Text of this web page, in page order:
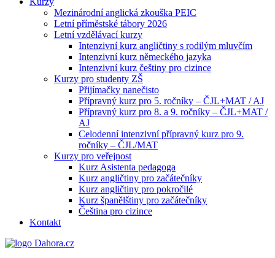
Mezinárodní anglická zkouška PEIC
Letní příměstské tábory 2026
Letní vzdělávací kurzy
Intenzivní kurz angličtiny s rodilým mluvčím
Intenzivní kurz německého jazyka
Intenzivní kurz češtiny pro cizince
Kurzy pro studenty ZŠ
Přijímačky nanečisto
Přípravný kurz pro 5. ročníky – ČJL+MAT / AJ
Přípravný kurz pro 8. a 9. ročníky – ČJL+MAT /
AJ
Celodenní intenzivní přípravný kurz pro 9.
ročníky – ČJL/MAT
Kurzy pro veřejnost
Kurz Asistenta pedagoga
Kurz angličtiny pro začátečníky
Kurz angličtiny pro pokročilé
Kurz španělštiny pro začátečníky
Čeština pro cizince
Kontakt